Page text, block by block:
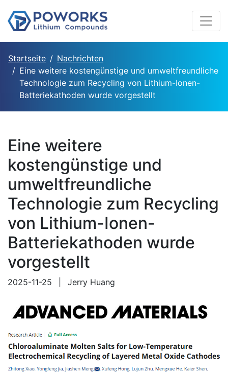
Startseite
Nachrichten
Eine weitere kostengünstige und umweltfreundliche
Technologie zum Recycling von Lithium-Ionen-
Batteriekathoden wurde vorgestellt
Eine weitere
kostengünstige und
umweltfreundliche
Technologie zum Recycling
von Lithium-Ionen-
Batteriekathoden wurde
vorgestellt
2025-11-25 Jerry Huang